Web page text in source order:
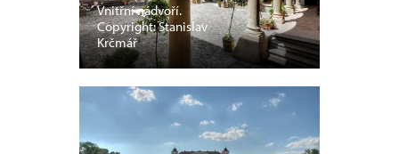
Vnitřní nádvoří.
Copyright: Stanislav
Krčmář